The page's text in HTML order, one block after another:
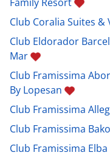
Club Coralia Suites &
Club Eldorador
Mar
Club Framissima
By Lopesan
Club Framissima
Club Framissima
Club Framissima